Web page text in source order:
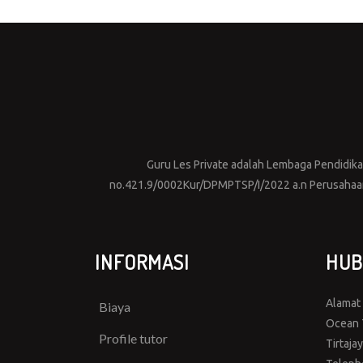
Guru Les Private adalah Lembaga
no.421.9/0002Kur/DPMPTSP/I/2022 a.n
INFORMASI
Biaya
Profile tutor
Alamat
Ocean